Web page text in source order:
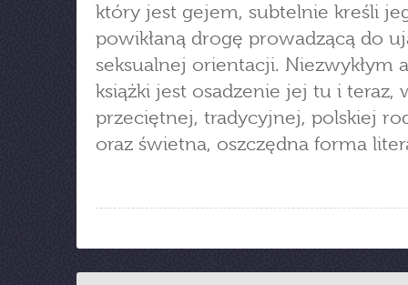
który jest gejem, subtelnie kreśli
powikłaną drogę prowadzącą do
seksualnej orientacji. Niezwykłym
książki jest osadzenie jej tu i teraz,
przeciętnej, tradycyjnej, polskiej
oraz świetna, oszczędna forma